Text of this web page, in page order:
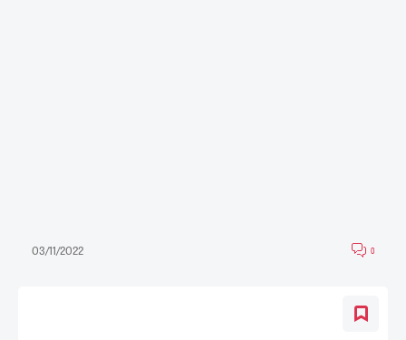
03/11/2022 0